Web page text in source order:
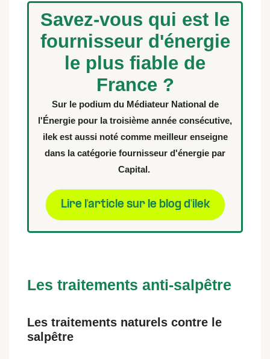
Savez-vous qui est le
fournisseur d'énergie
le plus fiable de
France ?
Sur le podium du Médiateur National de
l'Énergie pour la troisième année consécutive,
ilek est aussi noté comme meilleur enseigne
dans la catégorie fournisseur d'énergie par
Capital.
Lire l'article sur le blog d'ilek
Les traitements anti-salpêtre
Les traitements naturels contre le
salpêtre